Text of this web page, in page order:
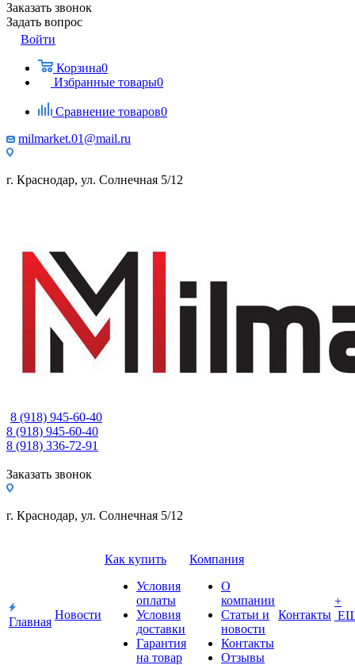
Заказать звонок
Задать вопрос
Войти
Корзина0
Избранные товары0
Сравнение товаров0
milmarket.01@mail.ru
г. Краснодар, ул. Солнечная 5/12
8 (918) 945-60-40
8 (918) 945-60-40
8 (918) 336-72-91
Заказать звонок
г. Краснодар, ул. Солнечная 5/12
Главная
Новости
Как купить
Условия
оплаты
Условия
доставки
Гарантия
на товар
Компания
О
компании
Статьи и
новости
Контакты
Отзывы
Контакты
+